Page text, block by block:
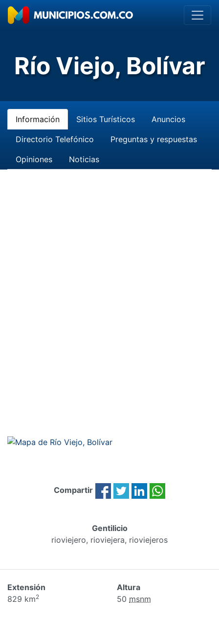
Río Viejo, Bolívar
Información Sitios Turísticos Anuncios
Directorio Telefónico Preguntas y respuestas
Opiniones Noticias
Compartir
Gentilicio
rioviejero, rioviejera, rioviejeros
Extensión
829 km2
Altura
50 msnm